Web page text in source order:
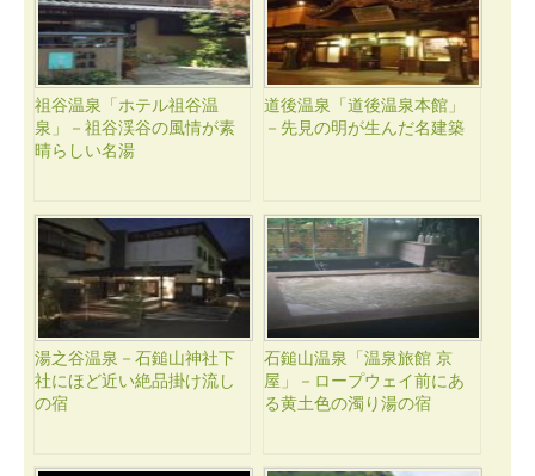
祖谷温泉「ホテル祖谷温
泉」－祖谷渓谷の風情が素
晴らしい名湯
道後温泉「道後温泉本館」
－先見の明が生んだ名建築
湯之谷温泉－石鎚山神社下
社にほど近い絶品掛け流し
の宿
石鎚山温泉「温泉旅館 京
屋」－ロープウェイ前にあ
る黄土色の濁り湯の宿